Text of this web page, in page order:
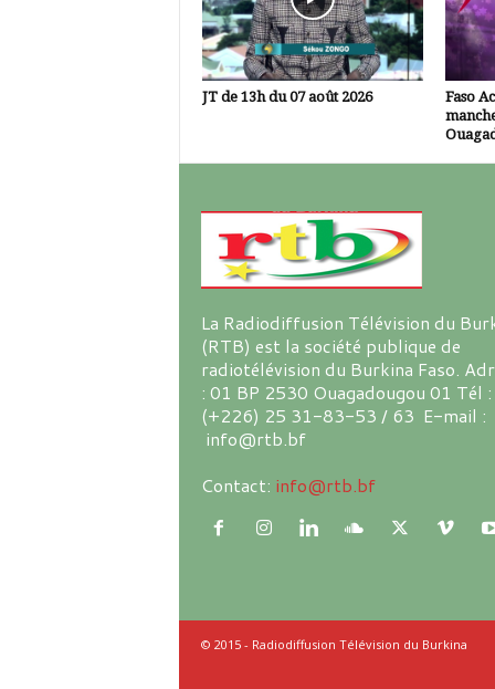
JT de 13h du 07 août 2026
Faso
La Radiodiffusion Télévision du
(RTB) est la société publique de
radiotélévision du Burkina Faso.
: 01 BP 2530 Ouagadougou 01 Tél :
(+226) 25 31-83-53 / 63 E-mail :
info@rtb.bf
Contact: info@rtb.bf
© 2015 - Radiodiffusion Télévision du Burkina